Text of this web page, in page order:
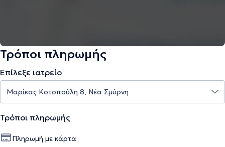
Τρόποι πληρωμής
Επίλεξε ιατρείο
Τρόποι πληρωμής
Πληρωμή με κάρτα